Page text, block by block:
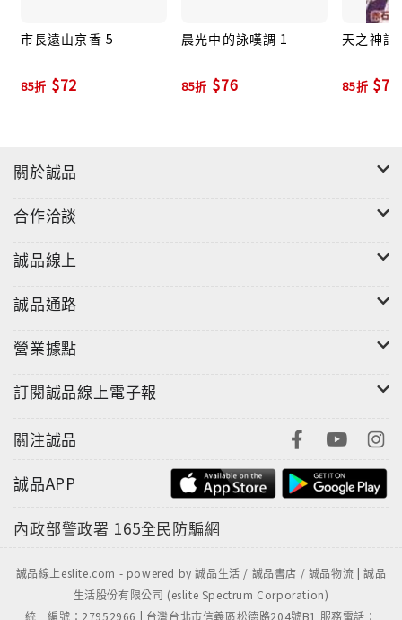
市長遠山京香 5
85折 $72
晨光中的詠嘆調 1
85折 $76
天之神話
85折 $76
關於誠品
合作洽談
誠品線上
誠品通路
營業據點
訂閱誠品線上電子報
關注誠品
誠品APP
內政部警政署 165全民防騙網
誠品線上eslite.com - powered by 誠品生活 / 誠品書店 / 誠品物流 | 誠品
生活股份有限公司 (eslite Spectrum Corporation)
統一編號：27952966 | 台灣台北市信義區松德路204號B1 服務電話：